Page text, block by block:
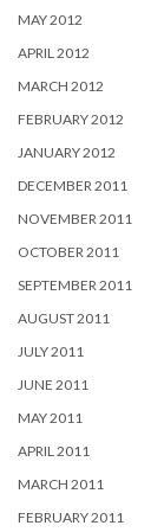
MAY 2012
APRIL 2012
MARCH 2012
FEBRUARY 2012
JANUARY 2012
DECEMBER 2011
NOVEMBER 2011
OCTOBER 2011
SEPTEMBER 2011
AUGUST 2011
JULY 2011
JUNE 2011
MAY 2011
APRIL 2011
MARCH 2011
FEBRUARY 2011